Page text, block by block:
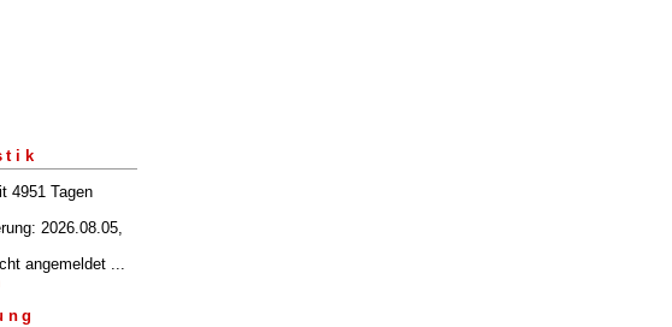
4951 Tagen
2026.08.05,
angemeldet ...